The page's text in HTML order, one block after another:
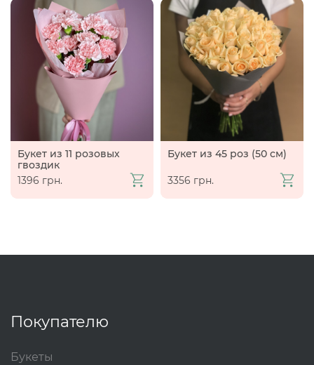
Букет из 11 розовых
гвоздик
1396 грн.
Букет из 45 роз (50 см)
3356 грн.
Покупателю
Букеты